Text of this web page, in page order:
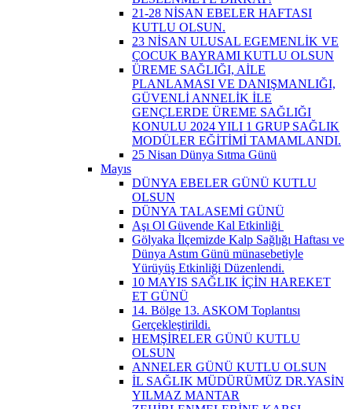
21-28 NİSAN EBELER HAFTASI
KUTLU OLSUN.
23 NİSAN ULUSAL EGEMENLİK VE
ÇOCUK BAYRAMI KUTLU OLSUN
ÜREME SAĞLIĞI, AİLE
PLANLAMASI VE DANIŞMANLIĞI,
GÜVENLİ ANNELİK İLE
GENÇLERDE ÜREME SAĞLIĞI
KONULU 2024 YILI 1 GRUP SAĞLIK
MODÜLER EĞİTİMİ TAMAMLANDI.
25 Nisan Dünya Sıtma Günü
Mayıs
DÜNYA EBELER GÜNÜ KUTLU
OLSUN
DÜNYA TALASEMİ GÜNÜ
Aşı Ol Güvende Kal Etkinliği ​
Gölyaka İlçemizde Kalp Sağlığı Haftası ve
Dünya Astım Günü münasebetiyle
Yürüyüş Etkinliği Düzenlendi.
10 MAYIS SAĞLIK İÇİN HAREKET
ET GÜNÜ
14. Bölge 13. ASKOM Toplantısı
Gerçekleştirildi.
HEMŞİRELER GÜNÜ KUTLU
OLSUN
ANNELER GÜNÜ KUTLU OLSUN
İL SAĞLIK MÜDÜRÜMÜZ DR.YASİN
YILMAZ MANTAR